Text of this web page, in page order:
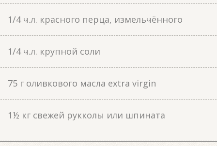
1/4 ч.л. красного перца, измельчённого
1/4 ч.л. крупной соли
75 г оливкового масла extra virgin
1½ кг свежей рукколы или шпината